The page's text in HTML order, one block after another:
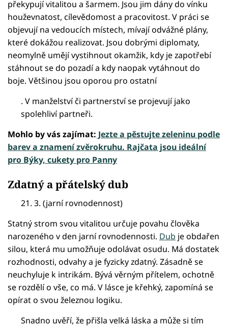
překypují vitalitou a šarmem. Jsou jim dány do vínku
houževnatost, cílevědomost a pracovitost. V práci se
objevují na vedoucích místech, mívají odvážné plány,
které dokážou realizovat. Jsou dobrými diplomaty,
neomylně umějí vystihnout okamžik, kdy je zapotřebí
stáhnout se do pozadí a kdy naopak vytáhnout do
boje. Většinou jsou oporou pro ostatní
. V manželství či partnerství se projevují jako
spolehliví partneři.
Mohlo by vás zajímat: Jezte a pěstujte zeleninu podle
barev a znamení zvěrokruhu. Rajčata jsou ideální
pro Býky, cukety pro Panny
Zdatný a přátelský dub
21. 3. (jarní rovnodennost)
Statný strom svou vitalitou určuje povahu člověka
narozeného v den jarní rovnodennosti. Dub je obdařen
silou, která mu umožňuje odolávat osudu. Má dostatek
rozhodnosti, odvahy a je fyzicky zdatný. Zásadně se
neuchyluje k intrikám. Bývá věrným přítelem, ochotně
se rozdělí o vše, co má. V lásce je křehký, zapomíná se
opírat o svou železnou logiku.
Snadno uvěří, že přišla velká láska a může si tím